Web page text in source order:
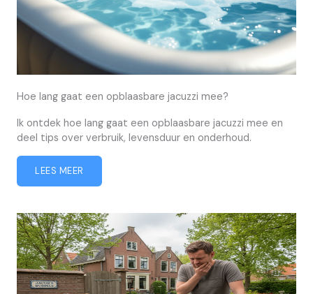
Hoe lang gaat een opblaasbare jacuzzi mee?
Ik ontdek hoe lang gaat een opblaasbare jacuzzi mee en
deel tips over verbruik, levensduur en onderhoud.
LEES MEER